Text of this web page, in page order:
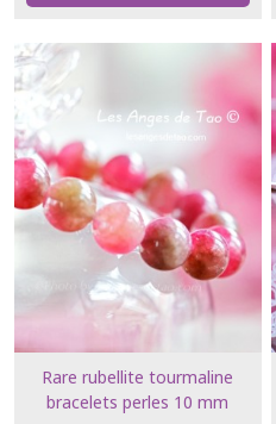
Rare rubellite tourmaline
bracelets perles 10 mm